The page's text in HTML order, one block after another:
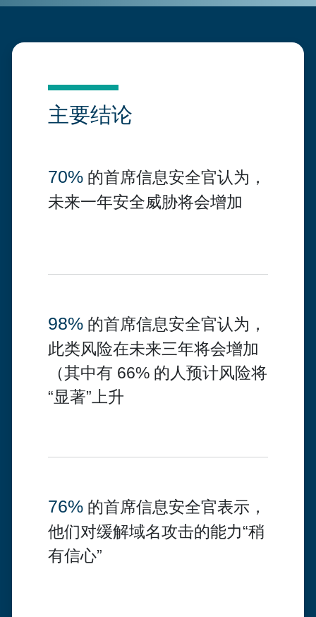
主要结论
70% 的首席信息安全官认为，
未来一年安全威胁将会增加
98% 的首席信息安全官认为，
此类风险在未来三年将会增加
（其中有 66% 的人预计风险将
“显著”上升
76% 的首席信息安全官表示，
他们对缓解域名攻击的能力“稍
有信心”